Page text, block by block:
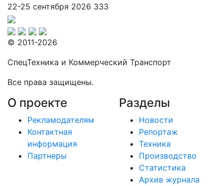
22-25 сентября 2026 333
© 2011-2026
СпецТехника и Коммерческий Транспорт
Все права защищены.
О проекте
Рекламодателям
Контактная
информация
Партнеры
Разделы
Новости
Репортаж
Техника
Производство
Статистика
Архив журнала